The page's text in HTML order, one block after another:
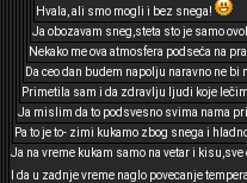
Hvala, ali smo mogli i bez snega!
Ja obozavam sneg,steta sto je samo
Nekako me ova atmosfera podseća na
Da ceo dan budem napolju naravno ne
Primetila sam i da zdravlju ljudi koje
Ja mislim da to podsvesno svima nama
Pa to je to- zimi kukamo zbog snega i
Ja na vreme kukam samo na vetar i
I da u zadnje vreme naglo povecanje